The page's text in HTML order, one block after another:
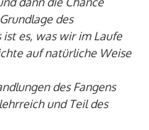
des
es, was wir im Laufe
auf natürliche Weise
des Fangens
und Teil des